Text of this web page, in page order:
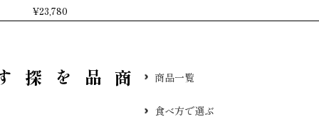
¥23,780
す 商品一覧
食べ方で選ぶ